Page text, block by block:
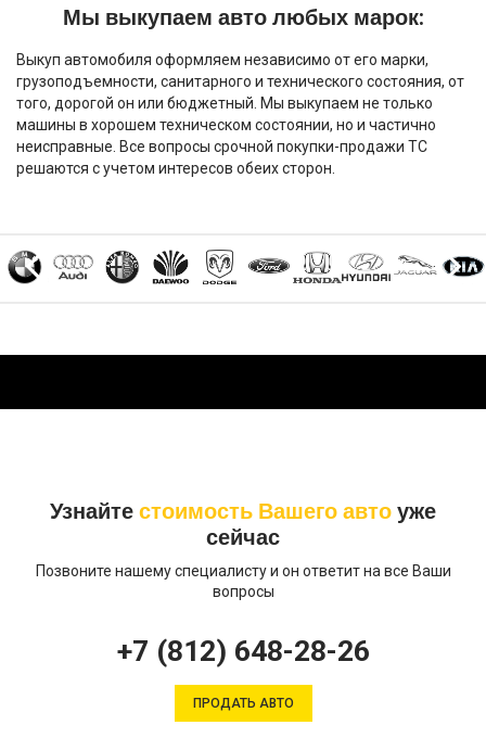
Мы выкупаем авто любых марок:
Выкуп автомобиля оформляем независимо от его марки,
грузоподъемности, санитарного и технического состояния, от
того, дорогой он или бюджетный. Мы выкупаем не только
машины в хорошем техническом состоянии, но и частично
неисправные. Все вопросы срочной покупки-продажи ТС
решаются с учетом интересов обеих сторон.
Узнайтестоимость Вашего автоуже
сейчас
Позвоните нашему специалисту и он ответит на все Ваши
вопросы
+7 (812) 648-28-26
ПРОДАТЬ АВТО